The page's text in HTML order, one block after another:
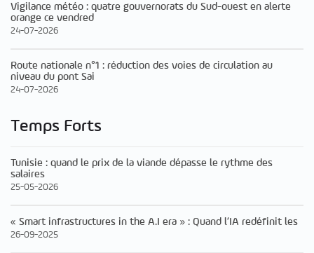
Vigilance météo : quatre gouvernorats du Sud-ouest en alerte
orange ce vendred
24-07-2026
Route nationale n°1 : réduction des voies de circulation au
niveau du pont Sai
24-07-2026
Temps Forts
Tunisie : quand le prix de la viande dépasse le rythme des
salaires
25-05-2026
« Smart infrastructures in the A.I era » : Quand l’IA redéfinit les
26-09-2025